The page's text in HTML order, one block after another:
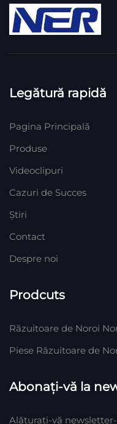
Legătură rapidă
Pagina Principală
Produse
Videoclipuri
Cazuri de Succes
Știri
Contact
Despre noi
Prodcuts
Răzuitoare de Noroi
Piese Răzuitoare de
Abonați-vă la
Alăturați-vă